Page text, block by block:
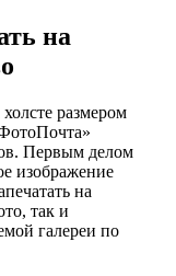
на
размером
Первым делом
изображение
на
так и
галереи по